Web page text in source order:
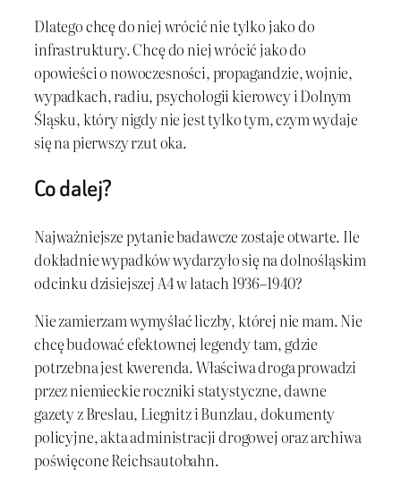
Dlatego chcę do niej wrócić nie tylko jako do
infrastruktury. Chcę do niej wrócić jako do
opowieści o nowoczesności, propagandzie, wojnie,
wypadkach, radiu, psychologii kierowcy i Dolnym
Śląsku, który nigdy nie jest tylko tym, czym wydaje
się na pierwszy rzut oka.
Co dalej?
Najważniejsze pytanie badawcze zostaje otwarte. Ile
dokładnie wypadków wydarzyło się na dolnośląskim
odcinku dzisiejszej A4 w latach 1936–1940?
Nie zamierzam wymyślać liczby, której nie mam. Nie
chcę budować efektownej legendy tam, gdzie
potrzebna jest kwerenda. Właściwa droga prowadzi
przez niemieckie roczniki statystyczne, dawne
gazety z Breslau, Liegnitz i Bunzlau, dokumenty
policyjne, akta administracji drogowej oraz archiwa
poświęcone Reichsautobahn.